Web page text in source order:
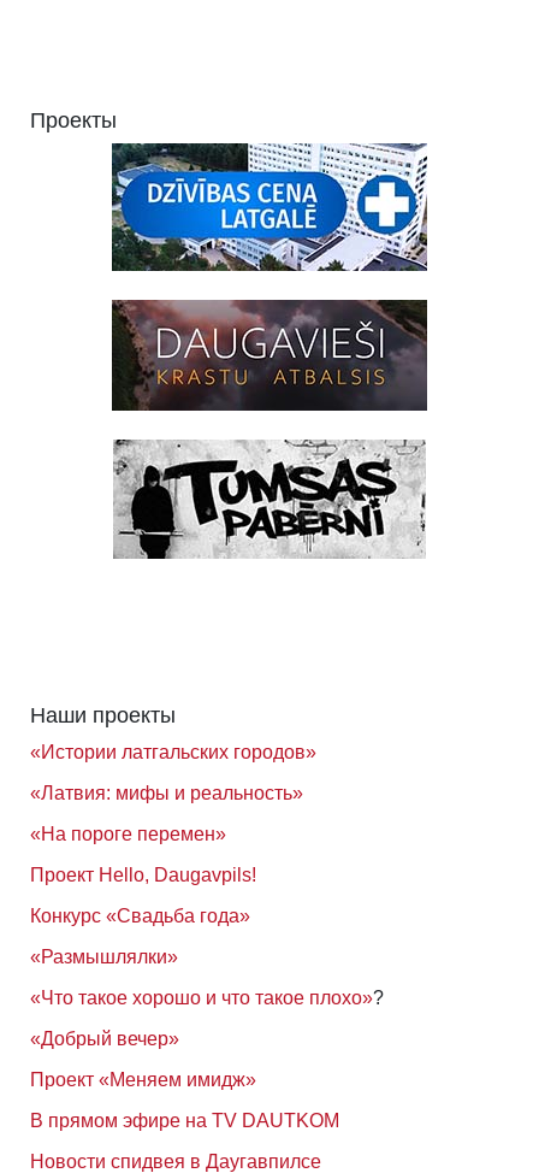
Проекты
Наши проекты
«Истории латгальских городов»
«Латвия: мифы и реальность»
«На пороге перемен»
Проект Hello, Daugavpils!
Конкурс «Свадьба года»
«Размышлялки»
«Что такое хорошо и что такое плохо»?
«Добрый вечер»
Проект «Меняем имидж»
В прямом эфире на TV DAUTKOM
Новости спидвея в Даугавпилсе